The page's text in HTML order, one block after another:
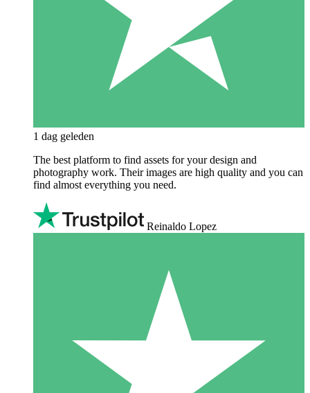
1 dag geleden
The best platform to find assets for your design and
photography work. Their images are high quality and you can
find almost everything you need.
Reinaldo Lopez